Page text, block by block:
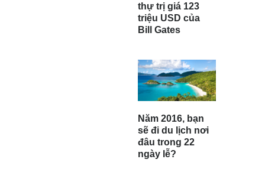
thự trị giá 123
triệu USD của
Bill Gates
Năm 2016, bạn
sẽ đi du lịch nơi
đâu trong 22
ngày lễ?